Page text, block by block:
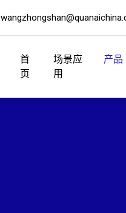
首
页
场景应
用
产品